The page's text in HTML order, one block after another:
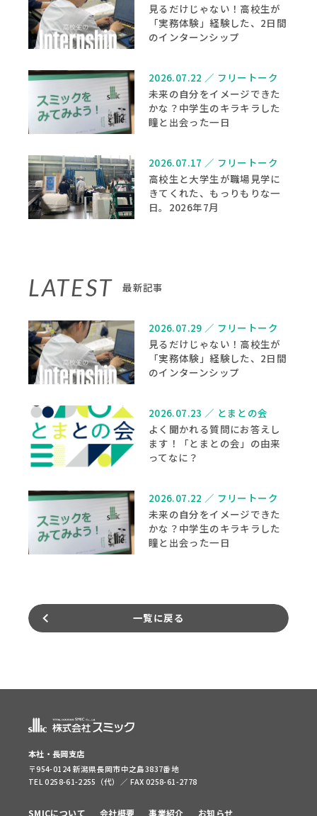
見るだけじゃない！高校生が
「実務体験」経験した、2日間
のインターンシップ
2026.07.22 ／ フリートーク
未来の自分をイメージできた
かな？中学生のキラキラした
瞳と出会った一日
2026.07.17 ／ フリートーク
高校生と大学生が職場見学に
きてくれた、もっりもりな一
日。2026年7月
LATEST 最新記事
2026.07.29 ／ フリートーク
見るだけじゃない！高校生が
「実務体験」経験した、2日間
のインターンシップ
2026.07.23 ／ とまとの会
よく聞かれる質問にお答えし
ます！「とまとの会」の由来
ってなに？
2026.07.22 ／ フリートーク
未来の自分をイメージできた
かな？中学生のキラキラした
瞳と出会った一日
一覧に戻る
本社・長岡支店
〒954-0124 新潟県長岡市中之島3837番地
TEL 0258-61-2255（代）／ FAX 0258-61-2778
SMICについて 会社概要 事業紹介 お知らせ